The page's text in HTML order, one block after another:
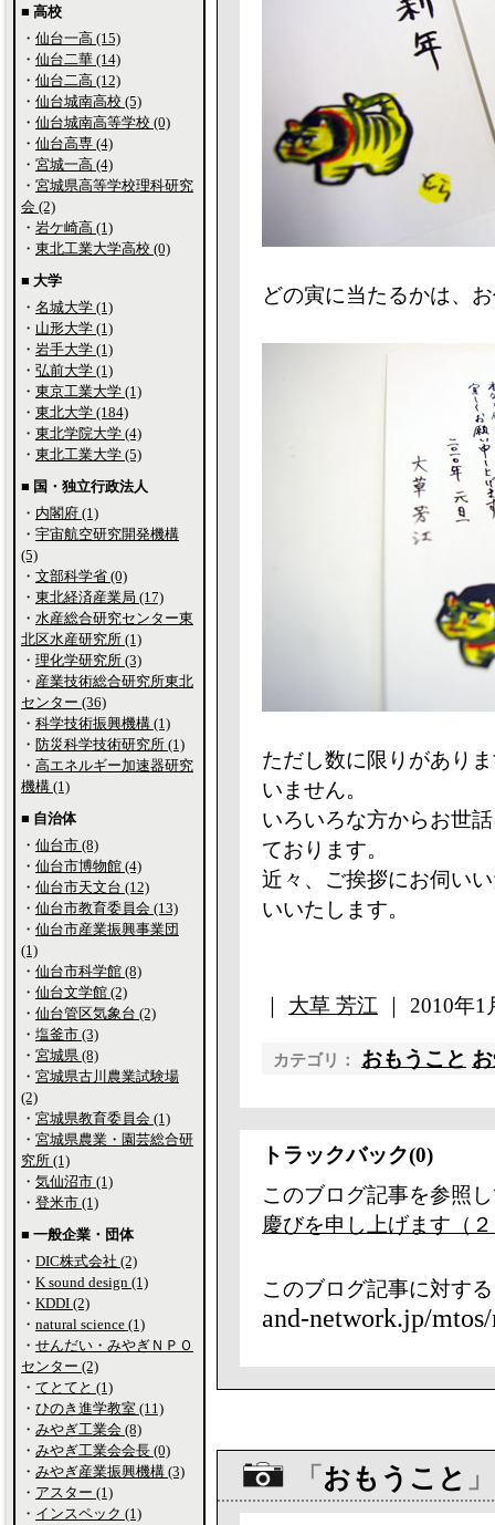
どの寅に当たるかは、
ただし数に限りがあり
いません。
いろいろな方からお世
ております。
近々、ご挨拶にお伺い
いいたします。
大草 芳江 ｜ 2010年
カテゴリ： おもうこと
トラックバック(0)
このブログ記事を参照
慶びを申し上げます（
このブログ記事に対す
and-network.jp/
「 おもうこと
■ 高校
・ 仙台一高 (15)
・ 仙台二華 (14)
・ 仙台二高 (12)
・ 仙台城南高校 (5)
・ 仙台城南高等学校 (0)
・ 仙台高専 (4)
・ 宮城一高 (4)
・ 宮城県高等学校理科研究
会 (2)
・ 岩ケ崎高 (1)
・ 東北工業大学高校 (0)
■ 大学
・ 名城大学 (1)
・ 山形大学 (1)
・ 岩手大学 (1)
・ 弘前大学 (1)
・ 東京工業大学 (1)
・ 東北大学 (184)
・ 東北学院大学 (4)
・ 東北工業大学 (5)
■ 国・独立行政法人
・ 内閣府 (1)
・ 宇宙航空研究開発機構
(5)
・ 文部科学省 (0)
・ 東北経済産業局 (17)
・ 水産総合研究センター東
北区水産研究所 (1)
・ 理化学研究所 (3)
・ 産業技術総合研究所東北
センター (36)
・ 科学技術振興機構 (1)
・ 防災科学技術研究所 (1)
・ 高エネルギー加速器研究
機構 (1)
■ 自治体
・ 仙台市 (8)
・ 仙台市博物館 (4)
・ 仙台市天文台 (12)
・ 仙台市教育委員会 (13)
・ 仙台市産業振興事業団
(1)
・ 仙台市科学館 (8)
・ 仙台文学館 (2)
・ 仙台管区気象台 (2)
・ 塩釜市 (3)
・ 宮城県 (8)
・ 宮城県古川農業試験場
(2)
・ 宮城県教育委員会 (1)
・ 宮城県農業・園芸総合研
究所 (1)
・ 気仙沼市 (1)
・ 登米市 (1)
■ 一般企業・団体
・ DIC株式会社 (2)
・ K sound design (1)
・ KDDI (2)
・ natural science (1)
・ せんだい・みやぎＮＰＯ
センター (2)
・ てとてと (1)
・ ひのき進学教室 (11)
・ みやぎ工業会 (8)
・ みやぎ工業会会長 (0)
・ みやぎ産業振興機構 (3)
・ アスター (1)
・ インスペック (1)